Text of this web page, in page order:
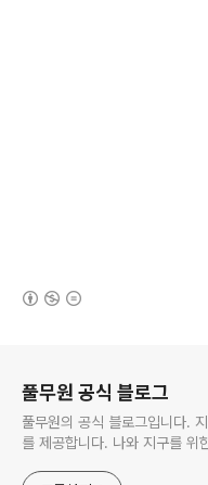
풀무원 공식 블로그
풀무원의 공식 블로그입니다.
를 제공합니다. 나와 지구를 위